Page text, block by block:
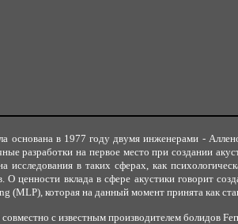
основана в 1977 году двумя инженерами -
разработки на первое место при создании
исследования в таких сферах, как
О ценности вклада в сфере акустики говорит
(MLP), которая на данный момент принята как
с известным производителем болидов